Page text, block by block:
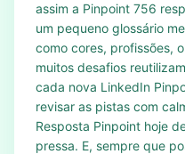
assim a Pinpoint 756
um pequeno glossário
como cores, profissões,
muitos desafios
cada nova LinkedIn
revisar as pistas com
Resposta Pinpoint hoje
pressa. E, sempre que